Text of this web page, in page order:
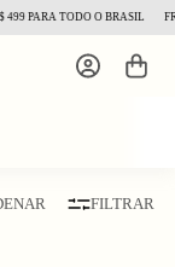
499 PARA TODO O BRASIL
FILTRAR